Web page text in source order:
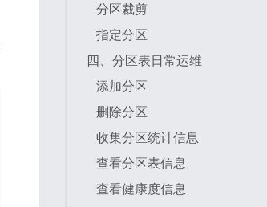
分区裁剪
指定分区
四、分区表日常运维
添加分区
删除分区
收集分区统计信息
查看分区表信息
查看健康度信息